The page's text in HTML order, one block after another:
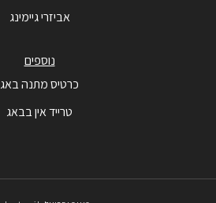
אביזרי גיימינג
נוספים
כרטיס מתנה באג
טרייד אין בבאג